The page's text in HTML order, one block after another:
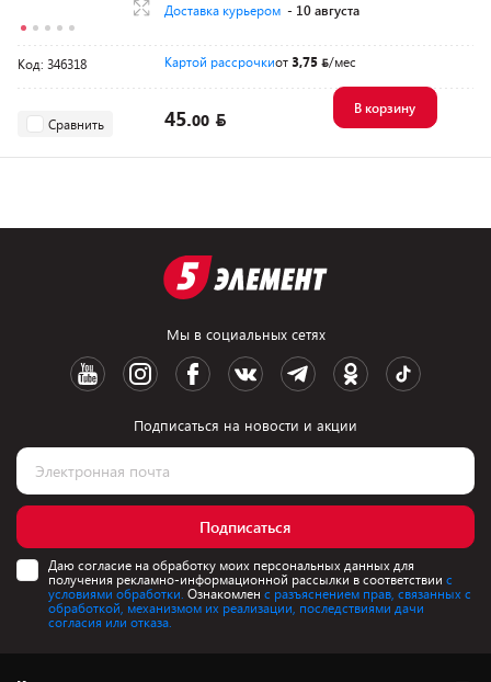
Доставка курьером - 10 августа
Код: 346318 Картой рассрочкиот3,75 /мес
Сравнить 45.00
В корзину
Мы в социальных сетях
Подписаться на новости и акции
Подписаться
Даю согласие на обработку моих персональных данных для
получения рекламно-информационной рассылки в соответствии с
условиями обработки. Ознакомлен с разъяснением прав, связанных с
обработкой, механизмом их реализации, последствиями дачи
согласия или отказа.